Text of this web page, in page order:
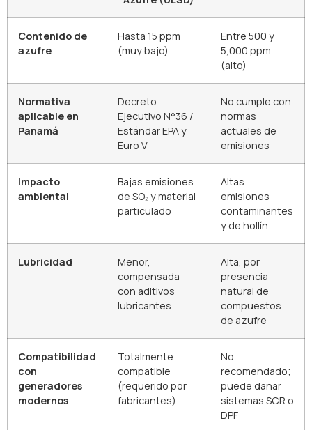
Contenido de
azufre
Hasta 15 ppm
(muy bajo)
Entre 500 y
5,000 ppm
(alto)
Normativa
aplicable en
Panamá
Decreto
Ejecutivo N°36 /
Estándar EPA y
Euro V
No cumple con
normas
actuales de
emisiones
Impacto
ambiental
Bajas emisiones
de SO₂ y material
particulado
Altas
emisiones
contaminantes
y de hollín
Lubricidad
Menor,
compensada
con aditivos
lubricantes
Alta, por
presencia
natural de
compuestos
de azufre
Compatibilidad
con
generadores
modernos
Totalmente
compatible
(requerido por
fabricantes)
No
recomendado;
puede dañar
sistemas SCR o
DPF